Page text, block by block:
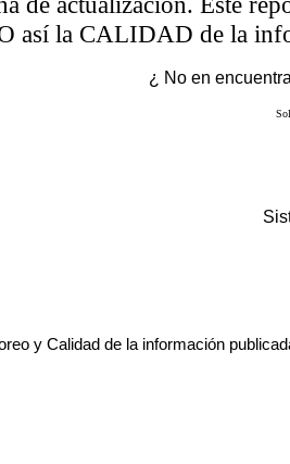
así la CALIDAD de la
¿ No en
y Calidad de la información